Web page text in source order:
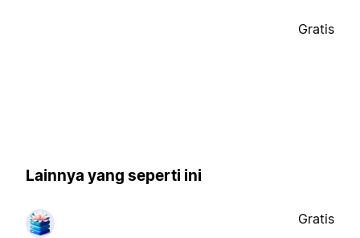
Gratis
Lainnya yang seperti ini
Gratis